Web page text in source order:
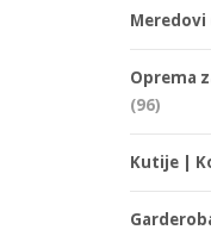
Meredovi
Oprema
(96)
Kutije |